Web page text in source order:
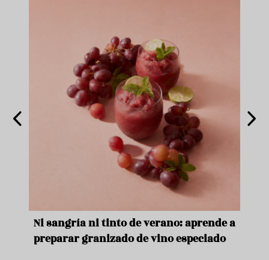
Ni sangría ni tinto de verano: aprende a
preparar granizado de vino especiado